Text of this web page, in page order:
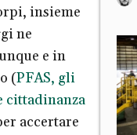
insieme
ne
e in
(PFAS, gli
cittadinanza
accertare